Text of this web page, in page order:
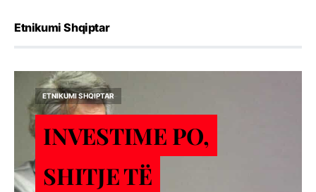
Etnikumi Shqiptar
ETNIKUMI SHQIPTAR
INVESTIME PO,
SHITJE TЁ